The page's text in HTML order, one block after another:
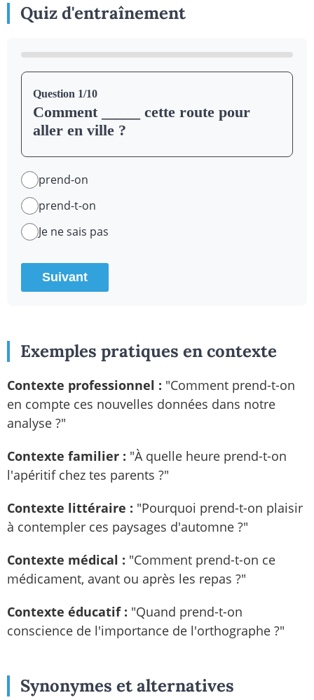
Quiz d'entraînement
Question 1/10
Comment _____ cette route pour
aller en ville ?
prend-on
prend-t-on
Je ne sais pas
Suivant
Exemples pratiques en contexte
Contexte professionnel : "Comment prend-t-on
en compte ces nouvelles données dans notre
analyse ?"
Contexte familier : "À quelle heure prend-t-on
l'apéritif chez tes parents ?"
Contexte littéraire : "Pourquoi prend-t-on plaisir
à contempler ces paysages d'automne ?"
Contexte médical : "Comment prend-t-on ce
médicament, avant ou après les repas ?"
Contexte éducatif : "Quand prend-t-on
conscience de l'importance de l'orthographe ?"
Synonymes et alternatives